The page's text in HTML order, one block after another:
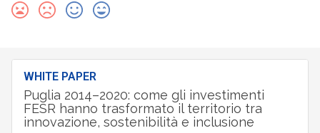
WHITE PAPER
Puglia 2014–2020: come gli investimenti
FESR hanno trasformato il territorio tra
innovazione, sostenibilità e inclusione